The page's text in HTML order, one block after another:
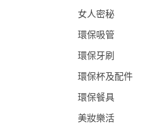
女人密秘
環保吸管
環保牙刷
環保杯及配件
環保餐具
美妝樂活